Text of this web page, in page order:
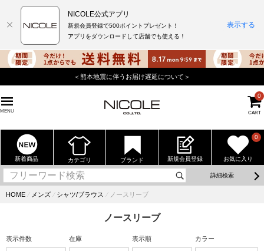
＜熊本地震に伴うお届け遅延について＞
MENU CART
0
新着商品 カテゴリ ブランド 新規会員登録 お気に入り
0
詳細検索
HOME ⁄ メンズ ⁄ シャツ/ブラウス ⁄ ノースリーブ
ノースリーブ
表示件数 在庫 表示順 カラー
NICOLE公式アプリ
新規会員登録で500ポイントプレゼント！
アプリをダウンロードして店舗でも使える！
表示する